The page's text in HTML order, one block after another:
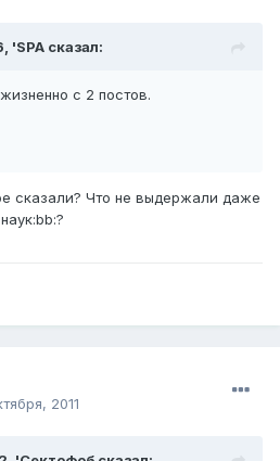
'SPA сказал:
с 2 постов.
сказали? Что не выдержали даже
2011